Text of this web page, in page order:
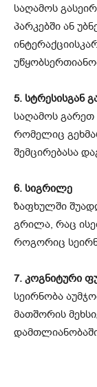
საღამოს
პარკებში ან
5. სტრესისგან
საღამოს გარეთ
რომელიც
შემცირებასა
6. სიგრილე
ზაფხულში
გრილა, რაც
როგორიც
7. კოგნიტური
სეირნობა
მათშორის